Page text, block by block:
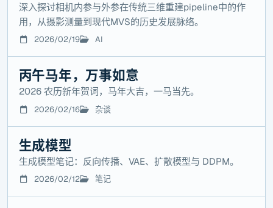
深入探讨相机内参与外参在传统三维重建pipeline中的作
用，从摄影测量到现代MVS的历史发展脉络。
2026/02/19 AI
丙午马年，万事如意
2026 农历新年贺词，马年大吉，一马当先。
2026/02/16 杂谈
生成模型
生成模型笔记：反向传播、VAE、扩散模型与 DDPM。
2026/02/12 笔记